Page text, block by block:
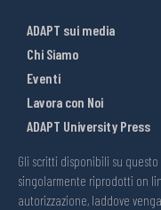
ADAPT sui media
Chi Siamo
Eventi
Lavora con Noi
ADAPT University Press
Gli scritti disponibili su
singolarmente riprodotti on
autorizzazione, laddove